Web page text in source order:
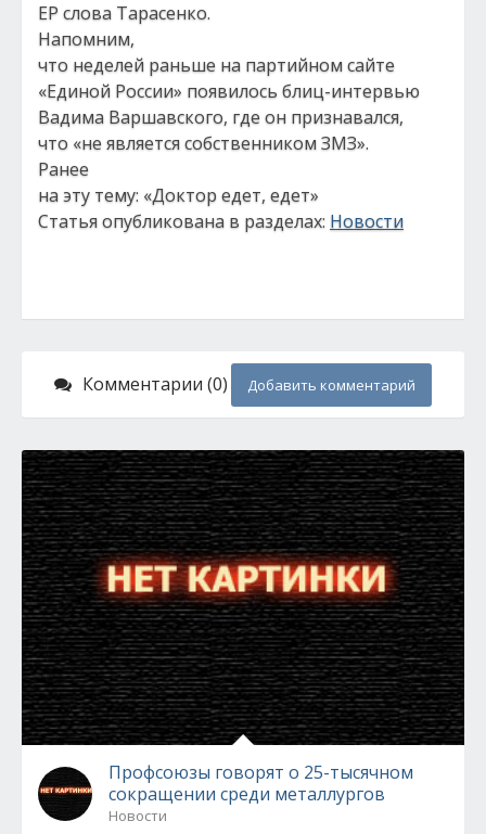
ЕР слова Тарасенко.
Напомним,
что неделей раньше на партийном сайте
«Единой России» появилось блиц-интервью
Вадима Варшавского, где он признавался,
что «не является собственником ЗМЗ».
Ранее
на эту тему: «Доктор едет, едет»
Статья опубликована в разделах: Новости
Комментарии (0) Добавить комментарий
Профсоюзы говорят о 25-тысячном
сокращении среди металлургов
Новости